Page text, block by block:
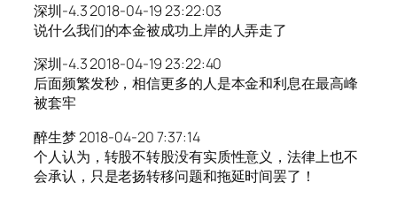
深圳-4.3 2018-04-19 23:22:03
说什么我们的本金被成功上岸的人弄走了
深圳-4.3 2018-04-19 23:22:40
后面频繁发秒，相信更多的人是本金和利息在最高峰
被套牢
醉生梦 2018-04-20 7:37:14
个人认为，转股不转股没有实质性意义，法律上也不
会承认，只是老扬转移问题和拖延时间罢了！